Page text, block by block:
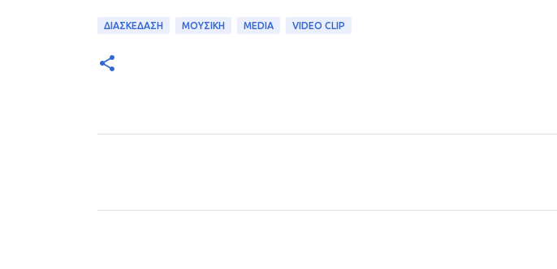
ΔΙΑΣΚΕΔΑΣΗ ΜΟΥΣΙΚΗ MEDIA VIDEO CLIP